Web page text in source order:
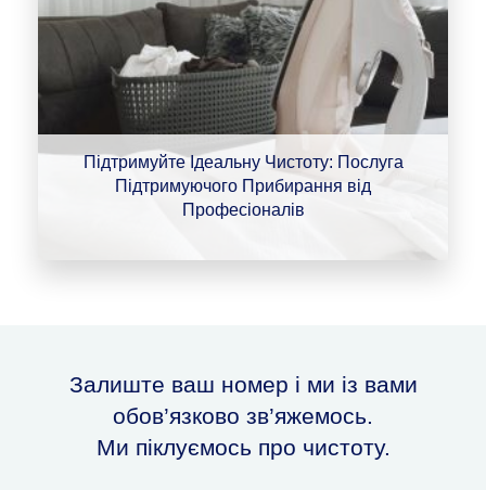
Підтримуйте Ідеальну Чистоту: Послуга
Підтримуючого Прибирання від
Професіоналів
Залиште ваш номер і ми із вами
обов’язково зв’яжемось.
Ми піклуємось про чистоту.